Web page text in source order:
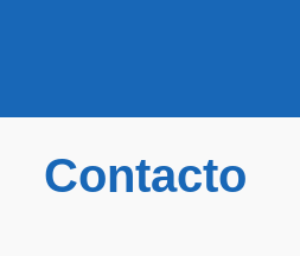
Contacto